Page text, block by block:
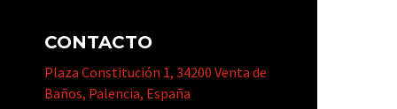
CONTACTO
Plaza Constitución 1, 34200 Venta de
Baños, Palencia, España